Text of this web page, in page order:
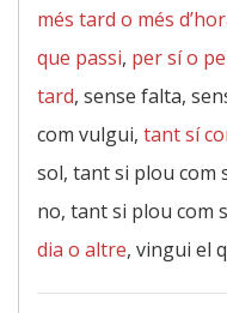
més tard o més
que passi, per sí o
tard, sense falta,
com vulgui, tant sí
sol, tant si plou com
no, tant si plou com
dia o altre, vingui el